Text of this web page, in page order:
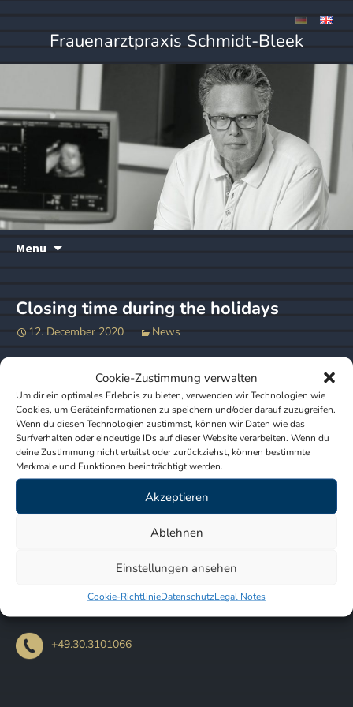
Cookie-Zustimmung verwalten
Um dir ein optimales Erlebnis zu bieten, verwenden wir Technologien wie
Cookies, um Geräteinformationen zu speichern und/oder darauf zuzugreifen.
Wenn du diesen Technologien zustimmst, können wir Daten wie das
Surfverhalten oder eindeutige IDs auf dieser Website verarbeiten. Wenn du
deine Zustimmung nicht erteilst oder zurückziehst, können bestimmte
Merkmale und Funktionen beeinträchtigt werden.
Akzeptieren
Ablehnen
Einstellungen ansehen
Cookie-RichtlinieDatenschutzLegal Notes
Frauenarztpraxis Schmidt-Bleek
Menu
Closing time during the holidays
12. December 2020 News
Our practice will be closed
from December 23th, 2020 to January
2nd, 2021.
From January 4th, 2021 we can be reached again at
the usual opening times.
navigation
Closing time 25th to 29th January
+49.30.3101066